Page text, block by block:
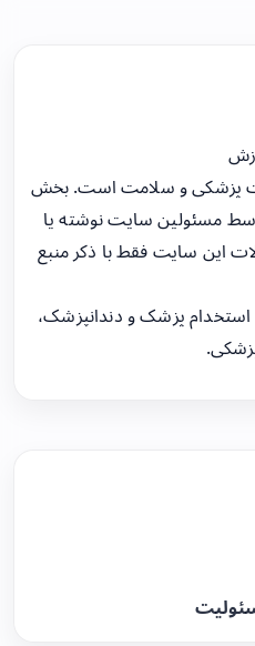
پزشکی و سلامت است. بخش
مسئولین سایت نوشته یا
این سایت فقط با ذکر منبع
پزشک و دندانپزشک،